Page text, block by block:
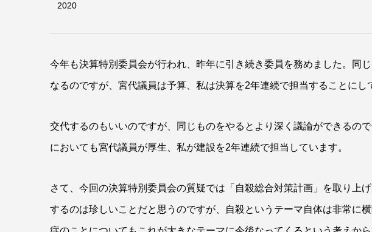
2020
今年も決算特別委員会が行われ、昨年に引き続き委員を務めました。同
なるのですが、宮代議員は予算、私は決算を2年連続で担当することにし
交代するのもいいのですが、同じものをやるとより深く議論ができるの
においても宮代議員が厚生、私が建設を2年連続で担当しています。
さて、今回の決算特別委員会の質疑では「自殺総合対策計画」を取り上
するのは珍しいことだと思うのですが、自殺というテーマ自体は非常に